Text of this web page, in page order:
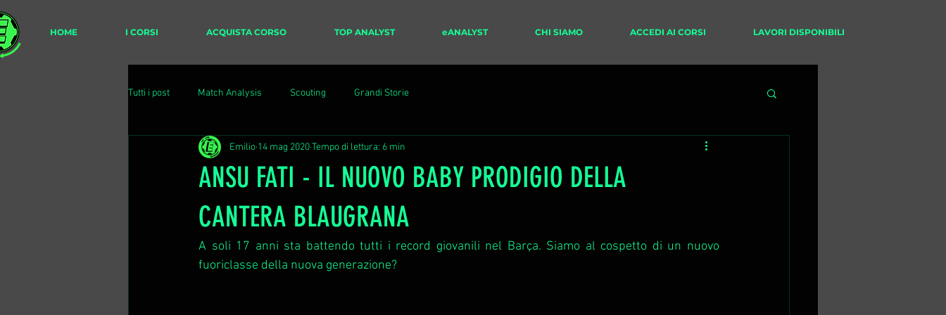
HOME I CORSI ACQUISTA CORSO TOP ANALYST eANALYST CHI SIAMO ACCEDI AI CORSI LAVORI DISPONIBILI
Tutti i post Match Analysis Scouting Grandi Storie
ANSU FATI - IL NUOVO BABY PRODIGIO DELLA
CANTERA BLAUGRANA
Emilio 14 mag 2020Tempo di lettura: 6 min
A soli 17 anni sta battendo tutti i record giovanili nel Barça. Siamo al cospetto di un nuovo
fuoriclasse della nuova generazione?